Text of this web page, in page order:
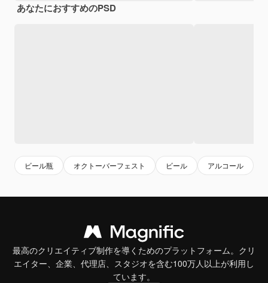
あなたにおすすめのPSD
ビール瓶 オクトーバーフェスト ビール アルコール
最高のクリエイティブ制作を導くためのプラットフォーム。クリ
エイター、企業、代理店、スタジオを含む100万人以上が利用し
ています。